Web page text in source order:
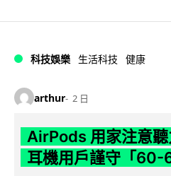
科技娛樂 生活科技 健康
arthur 2 日
AirPods 用家注意
耳機用戶謹守「60-